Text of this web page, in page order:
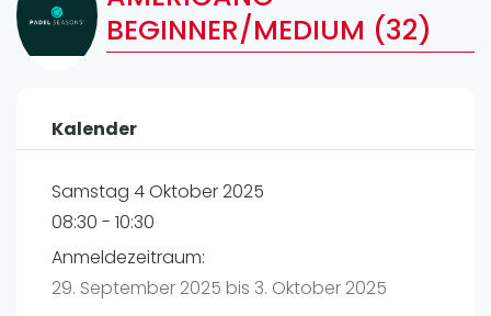
Veranstaltungen
Playtomic
Ranking
Männer
Frauen
FIP Männer
BEGINNER/MEDIUM (32)
Kalender
Samstag 4 Oktober 2025
08:30 - 10:30
Anmeldezeitraum:
29. September 2025 bis 3. Oktober 2025